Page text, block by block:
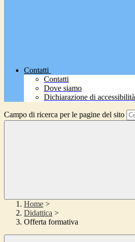
Contatti
Contatti
Dove siamo
Dichiarazione di accessibilità
Campo di ricerca per le pagine del sito
Home >
Didattica >
Offerta formativa